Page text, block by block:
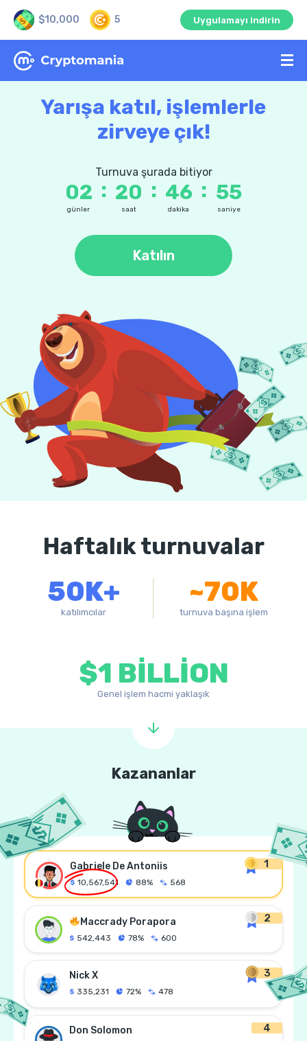
$10,000 5 Uygulamayı indirin
Yarışa katıl, işlemlerle
zirveye çık!
Turnuva şurada bitiyor
02
günler
: 20
saat
: 46
dakika
: 55
saniye
Katılın
Haftalık turnuvalar
50K+
katılımcılar
~70K
turnuva başına işlem
$1 BILLION
Genel işlem hacmi yaklaşık
Kazananlar
1
Gabriele De Antoniis
10,567,541 88% 568
2
Maccrady Porapora
542,443 78% 600
3
Nick X
335,231 72% 478
4
Don Solomon